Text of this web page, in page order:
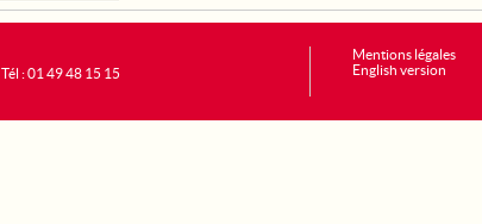
Tél : 01 49 48 15 15
Mentions légales
English version